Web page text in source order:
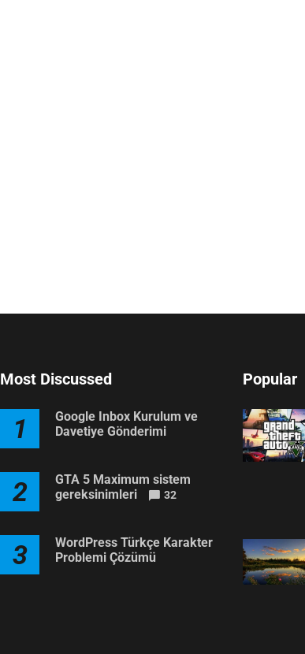
Most Discussed
1
Google Inbox Kurulum ve
Davetiye Gönderimi
2
GTA 5 Maximum sistem
gereksinimleri
32
3
WordPress Türkçe Karakter
Problemi Çözümü
Popular